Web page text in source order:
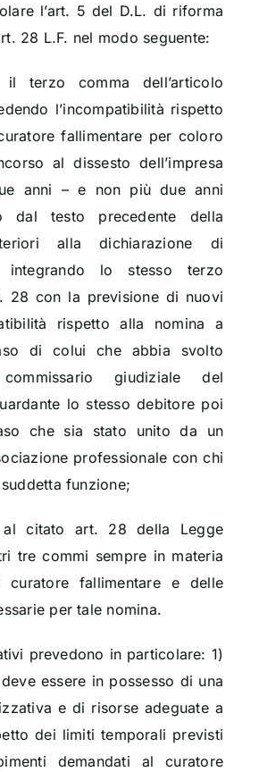
l’art. 5 del D.L. di riforma
28 L.F. nel modo seguente:
terzo comma dell’articolo
l’incompatibilità rispetto
fallimentare per coloro
al dissesto dell’impresa
anni – e non più due anni
dal testo precedente della
alla dichiarazione di
integrando lo stesso terzo
28 con la previsione di nuovi
rispetto alla nomina a
di colui che abbia svolto
giudiziale del
lo stesso debitore poi
che sia stato unito da un
professionale con chi
funzione;
citato art. 28 della Legge
tre commi sempre in materia
fallimentare e delle
per tale nomina.
prevedono in particolare: 1)
essere in possesso di una
e di risorse adeguate a
dei limiti temporali previsti
demandati al curatore